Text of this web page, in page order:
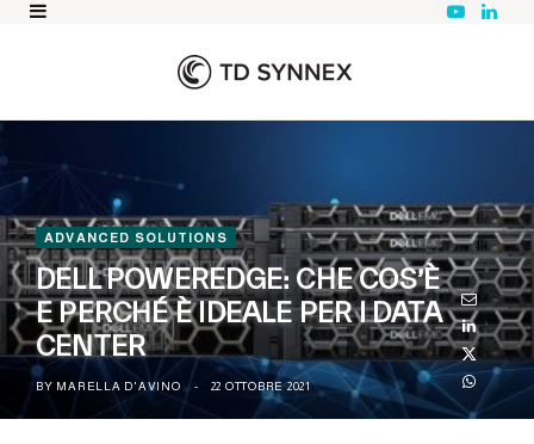
Y
L
ADVANCED SOLUTIONS
DELL POWEREDGE: CHE COS’È
E PERCHÉ È IDEALE PER I DATA
CENTER
BY MARELLA D'AVINO 22 OTTOBRE 2021